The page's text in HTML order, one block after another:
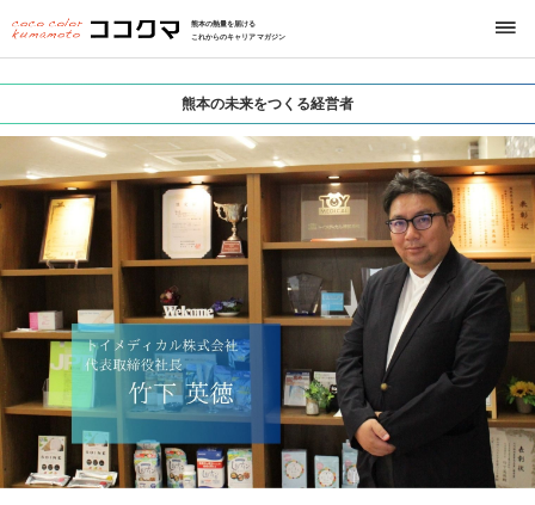
熊本の熱量を届ける
これからのキャリアマガジン
熊本の未来をつくる経営者